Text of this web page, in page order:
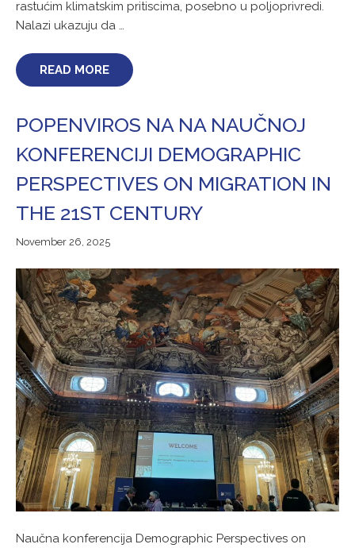
rastućim klimatskim pritiscima, posebno u poljoprivredi.
Nalazi ukazuju da …
READ MORE
POPENVIROS NA NA NAUČNOJ
KONFERENCIJI DEMOGRAPHIC
PERSPECTIVES ON MIGRATION IN
THE 21ST CENTURY
November 26, 2025November
2025
Naučna konferencija Demographic Perspectives on